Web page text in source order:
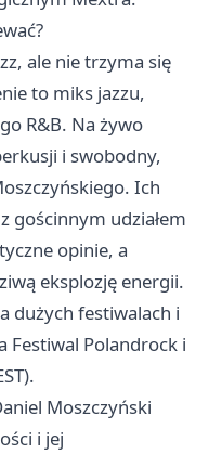
ale nie trzyma się
to miks jazzu,
R&B. Na żywo
i swobodny,
Ich
gościnnym udziałem
opinie, a
eksplozję energii.
dużych festiwalach i
Festiwal Polandrock i
Moszczyński
i jej